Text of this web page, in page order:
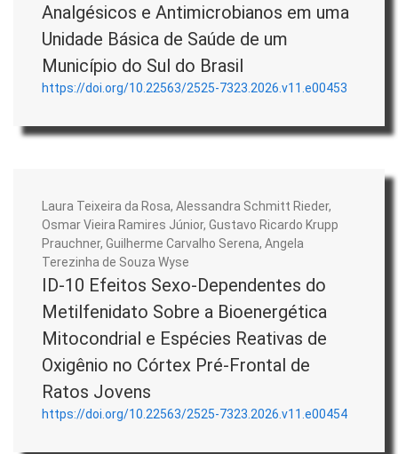
Analgésicos e Antimicrobianos em uma
Unidade Básica de Saúde de um
Município do Sul do Brasil
https://doi.org/10.22563/2525-7323.2026.v11.e00453
Laura Teixeira da Rosa, Alessandra Schmitt Rieder,
Osmar Vieira Ramires Júnior, Gustavo Ricardo Krupp
Prauchner, Guilherme Carvalho Serena, Angela
Terezinha de Souza Wyse
ID-10 Efeitos Sexo-Dependentes do
Metilfenidato Sobre a Bioenergética
Mitocondrial e Espécies Reativas de
Oxigênio no Córtex Pré-Frontal de
Ratos Jovens
https://doi.org/10.22563/2525-7323.2026.v11.e00454